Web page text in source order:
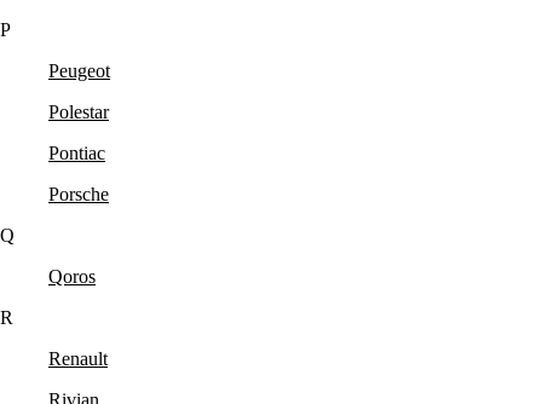
P
Peugeot
Polestar
Pontiac
Porsche
Q
Qoros
R
Renault
Rivian